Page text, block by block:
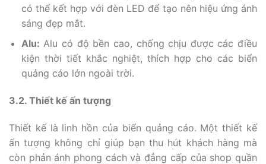
có thể kết hợp với đèn LED để tạo nên hiệu ứng ánh
sáng đẹp mắt.
Alu: Alu có độ bền cao, chống chịu được các điều
kiện thời tiết khắc nghiệt, thích hợp cho các biển
quảng cáo lớn ngoài trời.
3.2. Thiết kế ấn tượng
Thiết kế là linh hồn của biển quảng cáo. Một thiết kế
ấn tượng không chỉ giúp bạn thu hút khách hàng mà
còn phản ánh phong cách và đẳng cấp của shop quần